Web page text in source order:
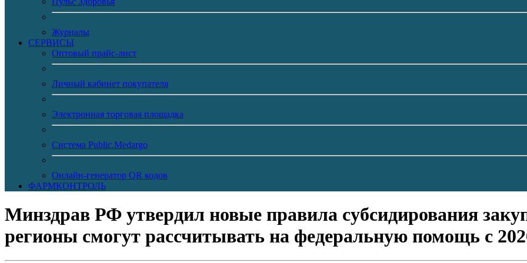
Журналы
CЕРВИСЫ
Оптовый прайс-лист
Личный кабинет покупателя
Электронная торговая площадка
Система Public.Medargo
Онлайн-генератор QR кодов
ФАРМКОНТРОЛЬ
Минздрав РФ утвердил новые правила субсидирования
регионы смогут рассчитывать на федеральную помощь с